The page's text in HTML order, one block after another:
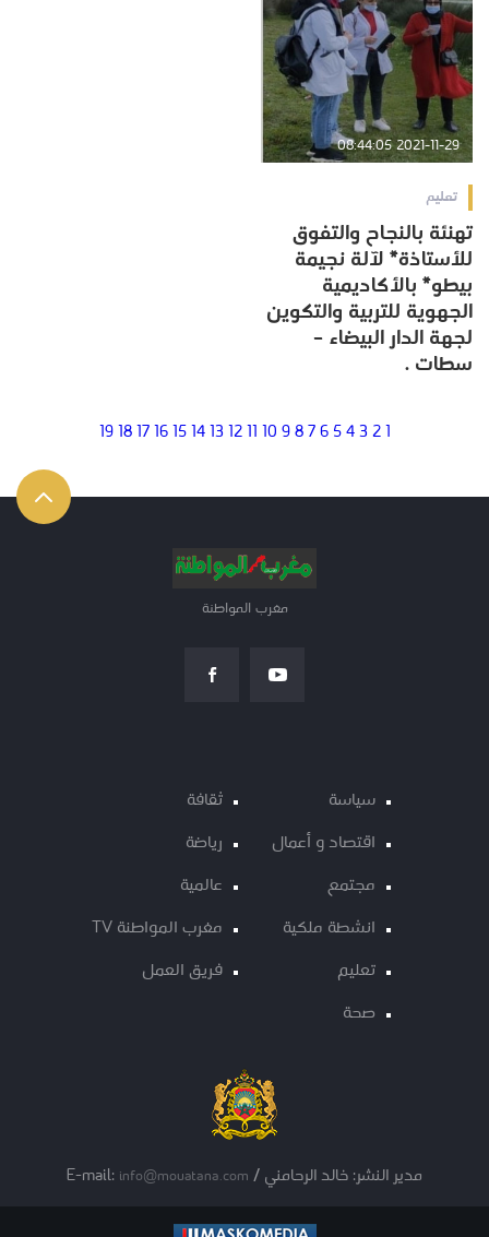
2021-11-29 08:44:05
تعليم
تهنئة بالنجاح والتفوق
للأستاذة* لآلة نجيمة
بيطو* بالأكاديمية
الجهوية للتربية والتكوين
لجهة الدار البيضاء –
سطات .
1
2
3
4
5
6
7
8
9
10
11
12
13
14
15
16
17
18
19
مغرب المواطنة
سياسة
اقتصاد و أعمال
مجتمع
انشطة ملكية
تعليم
صحة
ثقافة
رياضة
عالمية
مغرب المواطنة TV
فريق العمل
مدير النشر: خالد الرحامني / E-mail: info@mouatana.com